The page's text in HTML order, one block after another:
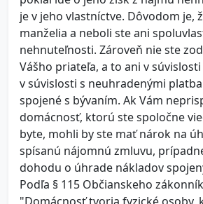
je v jeho vlastníctve. Dôvodom je,
manželia a neboli ste ani
nehnuteľnosti. Zároveň nie ste
Vášho priateľa, a to ani v
v súvislosti s neuhradenými
spojené s bývaním. Ak Vám
domácnosť, ktorú ste spoločne
byte, mohli by ste mať nárok na
spísanú nájomnú zmluvu,
dohodu o úhrade nákladov
Podľa § 115 Občianskeho